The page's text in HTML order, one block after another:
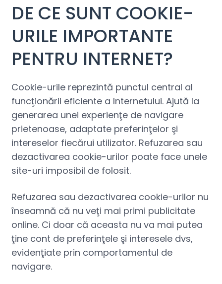
DE CE SUNT COOKIE-
URILE IMPORTANTE
PENTRU INTERNET?
Cookie-urile reprezintă punctul central al
funcţionării eficiente a Internetului. Ajută la
generarea unei experienţe de navigare
prietenoase, adaptate preferinţelor şi
intereselor fiecărui utilizator. Refuzarea sau
dezactivarea cookie-urilor poate face unele
site-uri imposibil de folosit.
Refuzarea sau dezactivarea cookie-urilor nu
înseamnă că nu veţi mai primi publicitate
online. Ci doar că aceasta nu va mai putea
ţine cont de preferinţele şi interesele dvs,
evidenţiate prin comportamentul de
navigare.